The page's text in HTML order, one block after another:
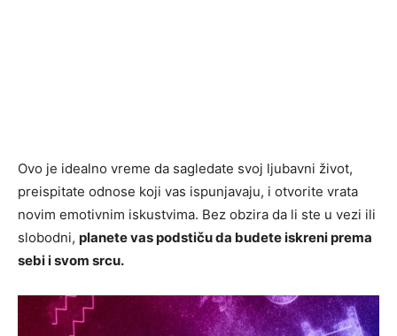
Ovo je idealno vreme da sagledate svoj ljubavni život,
preispitate odnose koji vas ispunjavaju, i otvorite vrata
novim emotivnim iskustvima. Bez obzira da li ste u vezi ili
slobodni, planete vas podstiču da budete iskreni prema
sebi i svom srcu.